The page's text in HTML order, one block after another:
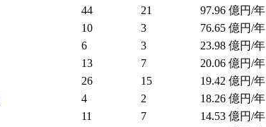
44 21 97.96 億円/年
10 3 76.65 億円/年
6 3 23.98 億円/年
13 7 20.06 億円/年
26 15 19.42 億円/年
4 2 18.26 億円/年
11 7 14.53 億円/年